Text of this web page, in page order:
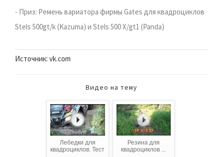
- Приз: Ремень вариатора фирмы Gates для квадроциклов
Stels 500gt/k (Kazuma) и Stels 500 X/gt1 (Panda)
Источник: vk.com
Видео на тему
Лебедки для
квадроциклов. Тест
Резина для
квадроциклов ...